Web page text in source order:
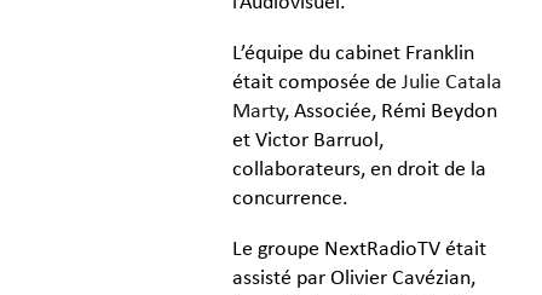
L’équipe du cabinet Franklin
était composée deJulie Catala
Marty, Associée, Rémi Beydon
et Victor Barruol,
collaborateurs, en droit de la
concurrence.
Le groupe NextRadioTV était
assisté par Olivier Cavézian,